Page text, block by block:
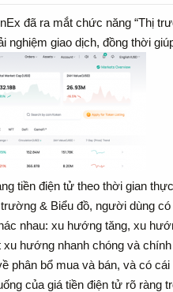
đã ra mắt chức năng “Thị
nghiệm giao dịch, đồng thời
tiền điện tử theo thời gian
& Biểu đồ, người dùng
nhau: xu hướng tăng, xu
hướng nhanh chóng và
phân bổ mua và bán, và có
của giá tiền điện tử rõ ràng